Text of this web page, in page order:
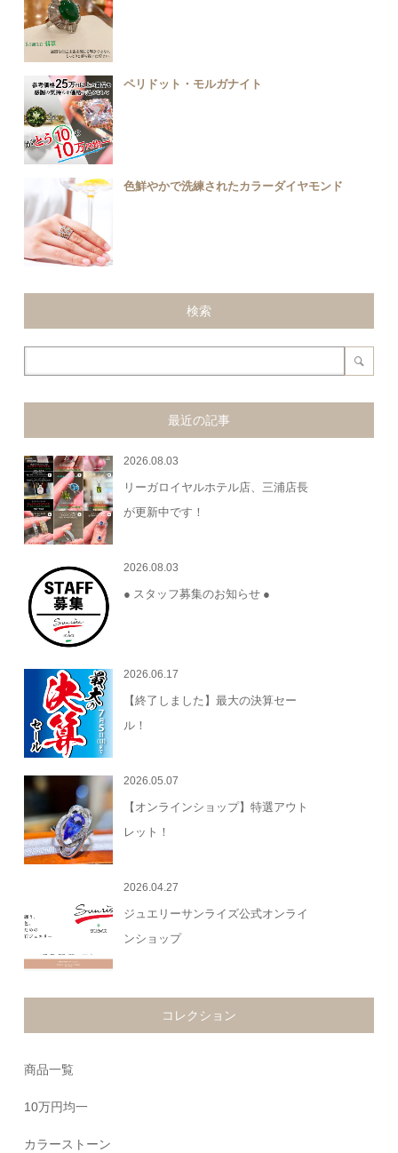
ペリドット・モルガナイト
色鮮やかで洗練されたカラーダイヤモンド
検索
最近の記事
2026.08.03
リーガロイヤルホテル店、三浦店長
が更新中です！
2026.08.03
● スタッフ募集のお知らせ ●
2026.06.17
【終了しました】最大の決算セー
ル！
2026.05.07
【オンラインショップ】特選アウト
レット！
2026.04.27
ジュエリーサンライズ公式オンライ
ンショップ
コレクション
商品一覧
10万円均一
カラーストーン